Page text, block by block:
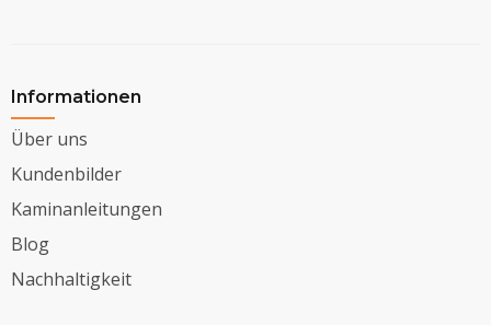
Informationen
Über uns
Kundenbilder
Kaminanleitungen
Blog
Nachhaltigkeit